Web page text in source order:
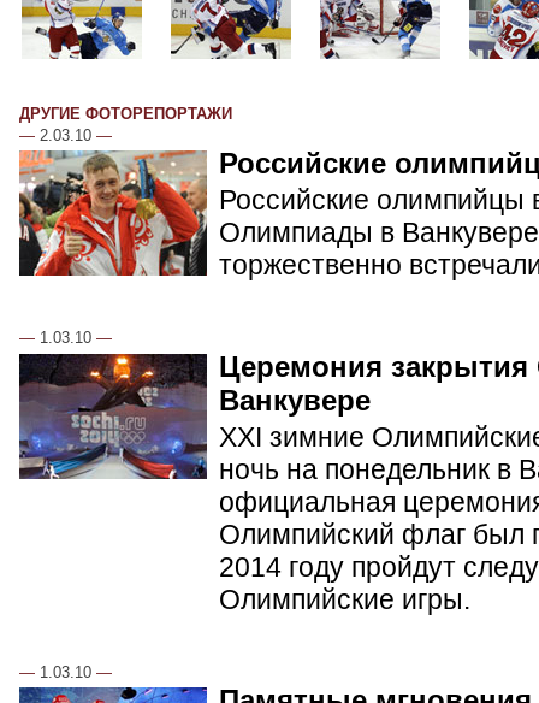
ДРУГИЕ ФОТОРЕПОРТАЖИ
— 2.03.10 —
Российские
Российские олимпийцы
Олимпиады в
торжественно
— 1.03.10 —
Церемония
Ванкувере
XXI зимние
ночь на понедельник в
официальная
Олимпийский флаг был
2014 году пройдут
Олимпийские игры.
— 1.03.10 —